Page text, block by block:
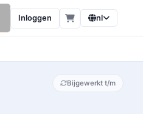
Inloggen nl
Bijgewerkt t/m